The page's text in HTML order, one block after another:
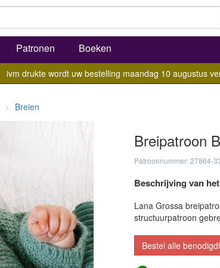
Patronen Boeken
ivm drukte wordt uw bestelling maandag 10 augustus
Breien
Breipatroon
Patroonnummer: 27864-
Beschrijving van
Lana Grossa
structuurpatroon
Bestel alle